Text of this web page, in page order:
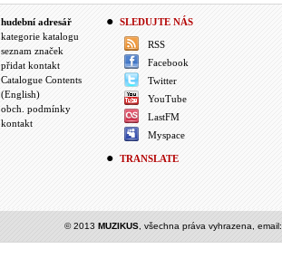
hudební adresář
kategorie katalogu
seznam značek
přidat kontakt
Catalogue Contents
(English)
obch. podmínky
kontakt
SLEDUJTE NÁS
RSS
Facebook
Twitter
YouTube
LastFM
Myspace
TRANSLATE
© 2013 MUZIKUS , všechna práva vyhrazena, email: